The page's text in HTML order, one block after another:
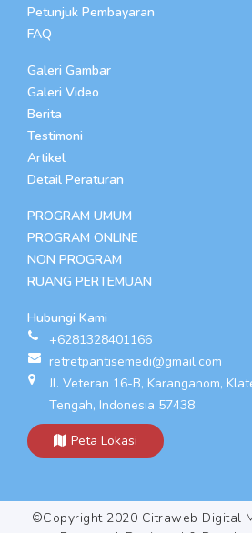
Petunjuk Pembayaran
FAQ
Galeri Gambar
Galeri Video
Berita
Testimoni
Artikel
Detail Peraturan
PROGRAM UMUM
PROGRAM ONLINE
NON PROGRAM
RUANG PERTEMUAN
Hubungi Kami
+6281328401166
retretpantisemedi@gmail.com
Jl. Veteran 16-B, Karanganom,
Tengah, Indonesia 57438
Peta Lokasi
©Copyright 2020 Citraweb Digital